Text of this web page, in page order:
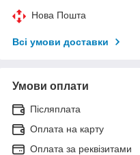
Нова Пошта
Всі умови доставки
Умови оплати
Післяплата
Оплата на карту
Оплата за реквізитами